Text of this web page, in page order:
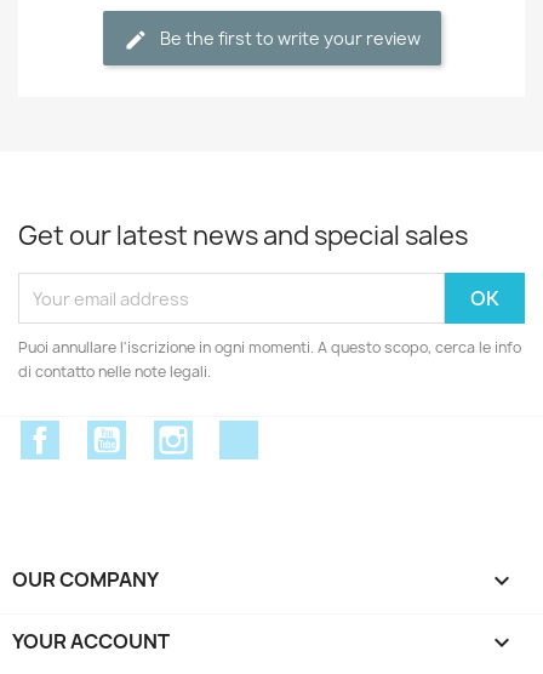
Be the first to write your review
Get our latest news and special sales
Puoi annullare l'iscrizione in ogni momenti. A questo scopo, cerca le info
di contatto nelle note legali.
FacebookYouTube
OUR COMPANY 
YOUR ACCOUNT 